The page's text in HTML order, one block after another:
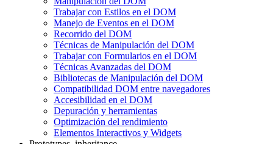
Trabajar con Estilos en el DOM
Manejo de Eventos en el DOM
Recorrido del DOM
Técnicas de Manipulación del DOM
Trabajar con Formularios en el DOM
Técnicas Avanzadas del DOM
Bibliotecas de Manipulación del DOM
Compatibilidad DOM entre navegadores
Accesibilidad en el DOM
Depuración y herramientas
Optimización del rendimiento
Elementos Interactivos y Widgets